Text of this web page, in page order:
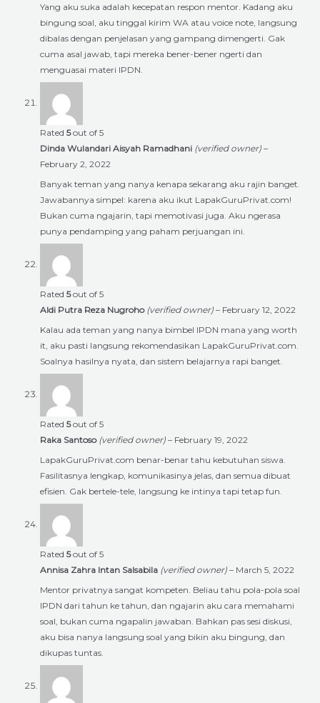
Yang aku suka adalah kecepatan respon mentor. Kadang aku
bingung soal, aku tinggal kirim WA atau voice note, langsung
dibalas dengan penjelasan yang gampang dimengerti. Gak
cuma asal jawab, tapi mereka bener-bener ngerti dan
menguasai materi IPDN.
Rated 5out of 5
Dinda Wulandari Aisyah Ramadhani (verified owner) –
February 2, 2022
Banyak teman yang nanya kenapa sekarang aku rajin banget.
Jawabannya simpel: karena aku ikut LapakGuruPrivat.com!
Bukan cuma ngajarin, tapi memotivasi juga. Aku ngerasa
punya pendamping yang paham perjuangan ini.
Rated 5out of 5
Aldi Putra Reza Nugroho (verified owner) – February 12, 2022
Kalau ada teman yang nanya bimbel IPDN mana yang worth
it, aku pasti langsung rekomendasikan LapakGuruPrivat.com.
Soalnya hasilnya nyata, dan sistem belajarnya rapi banget.
Rated 5out of 5
Raka Santoso (verified owner) – February 19, 2022
LapakGuruPrivat.com benar-benar tahu kebutuhan siswa.
Fasilitasnya lengkap, komunikasinya jelas, dan semua dibuat
efisien. Gak bertele-tele, langsung ke intinya tapi tetap fun.
Rated 5out of 5
Annisa Zahra Intan Salsabila (verified owner) – March 5, 2022
Mentor privatnya sangat kompeten. Beliau tahu pola-pola soal
IPDN dari tahun ke tahun, dan ngajarin aku cara memahami
soal, bukan cuma ngapalin jawaban. Bahkan pas sesi diskusi,
aku bisa nanya langsung soal yang bikin aku bingung, dan
dikupas tuntas.